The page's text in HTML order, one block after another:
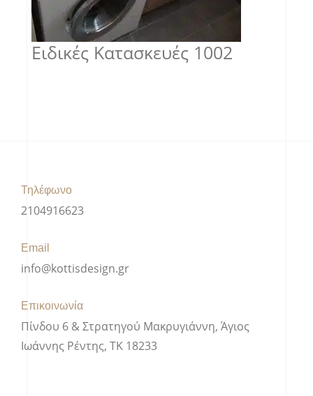
Ειδικές Κατασκευές 1002
Τηλέφωνο
2104916623
Email
info@kottisdesign.gr
Επικοινωνία
Πίνδου 6 & Στρατηγού Μακρυγιάννη, Άγιος
Ιωάννης Ρέντης, ΤΚ 18233